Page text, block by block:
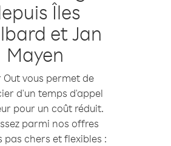
Îles
et Jan
Mayen
Out vous permet de
d'un temps d'appel
pour un coût réduit.
parmi nos offres
pas chers et flexibles :